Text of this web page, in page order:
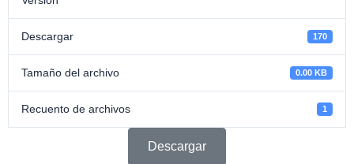
Descargar 170
Tamaño del archivo 0.00 KB
Recuento de archivos 1
Descargar